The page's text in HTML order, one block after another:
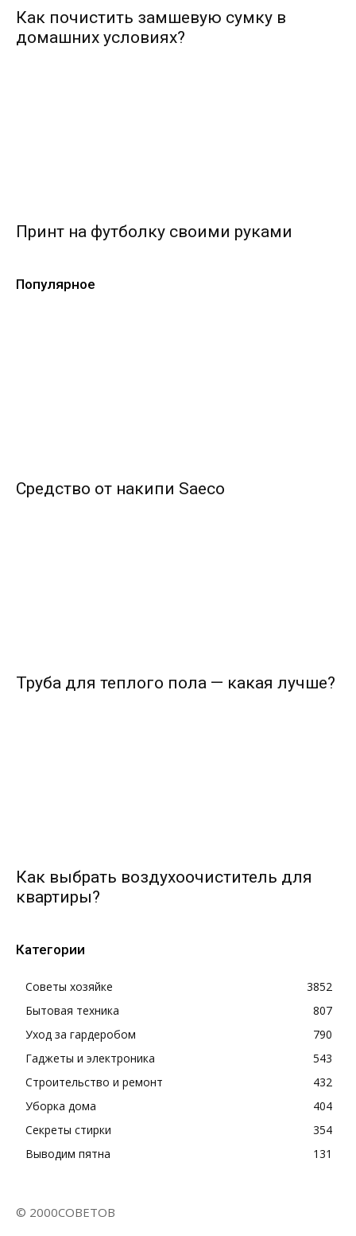
Как почистить замшевую сумку в
домашних условиях?
Принт на футболку своими руками
Популярное
Средство от накипи Saeco
Труба для теплого пола — какая лучше?
Как выбрать воздухоочиститель для
квартиры?
Категории
Советы хозяйке
3852
Бытовая техника
807
Уход за гардеробом
790
Гаджеты и электроника
543
Строительство и ремонт
432
Уборка дома
404
Секреты стирки
354
Выводим пятна
131
© 2000СОВЕТОВ